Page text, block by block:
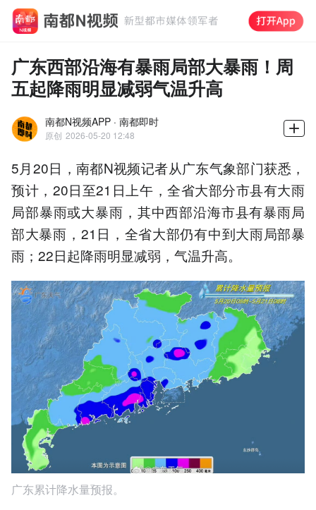
广东西部沿海有暴雨局部大暴雨！周
五起降雨明显减弱气温升高
南都N视频APP · 南都即时
原创 2026-05-20 12:48
5月20日，南都N视频记者从广东气象部门获悉，
预计，20日至21日上午，全省大部分市县有大雨
局部暴雨或大暴雨，其中西部沿海市县有暴雨局
部大暴雨，21日，全省大部仍有中到大雨局部暴
雨；22日起降雨明显减弱，气温升高。
广东累计降水量预报。